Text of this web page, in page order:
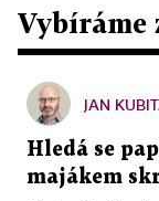
Vybíráme
JAN
Hledá se
majákem